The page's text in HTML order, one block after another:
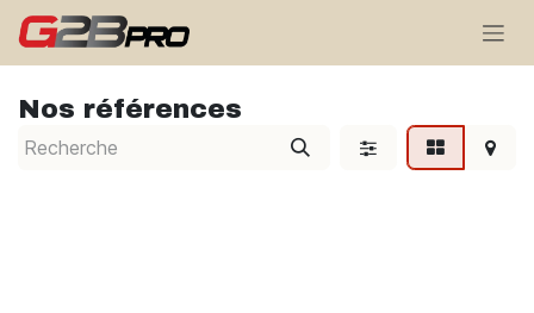
Se rendre au contenu
Nos références